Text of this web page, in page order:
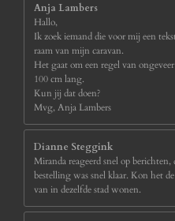
Anja Lambers
Hallo,
Ik zoek iemand die voor mij een
raam van mijn caravan.
Het gaat om een regel van
100 cm lang.
Kun jij dat doen?
Mvg, Anja Lambers
Dianne Steggink
Miranda reageerd snel op
bestelling was snel klaar. Kon het
van in dezelfde stad wonen.